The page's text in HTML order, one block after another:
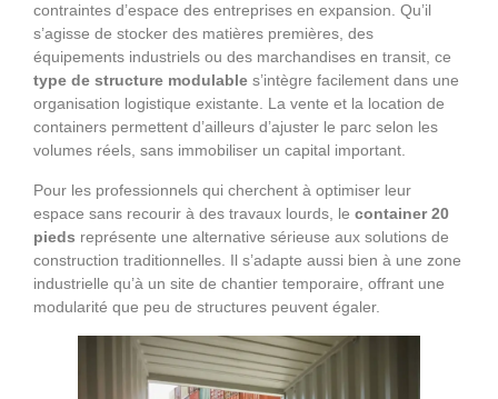
contraintes d’espace des entreprises en expansion. Qu’il
s’agisse de stocker des matières premières, des
équipements industriels ou des marchandises en transit, ce
type de structure modulable s’intègre facilement dans une
organisation logistique existante. La vente et la location de
containers permettent d’ailleurs d’ajuster le parc selon les
volumes réels, sans immobiliser un capital important.
Pour les professionnels qui cherchent à optimiser leur
espace sans recourir à des travaux lourds, le container 20
pieds représente une alternative sérieuse aux solutions de
construction traditionnelles. Il s’adapte aussi bien à une zone
industrielle qu’à un site de chantier temporaire, offrant une
modularité que peu de structures peuvent égaler.